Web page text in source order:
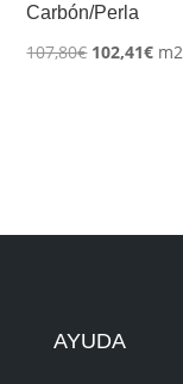
Carbón/Perla
107,80€ El
102,41€Elm2
AYUDA